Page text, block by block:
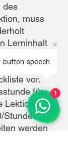
des
muss
Lerninhalt
gibt
vor.
für
Stunde.​
werden
button-speech
1